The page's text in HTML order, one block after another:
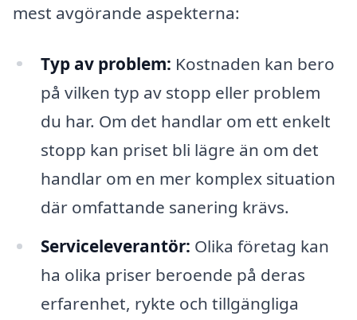
mest avgörande aspekterna:
Typ av problem: Kostnaden kan bero
på vilken typ av stopp eller problem
du har. Om det handlar om ett enkelt
stopp kan priset bli lägre än om det
handlar om en mer komplex situation
där omfattande sanering krävs.
Serviceleverantör: Olika företag kan
ha olika priser beroende på deras
erfarenhet, rykte och tillgängliga